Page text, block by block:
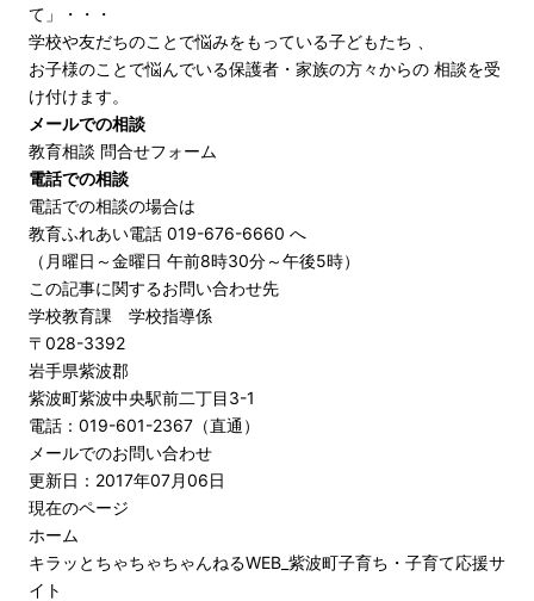
て」・・・
学校や友だちのことで悩みをもっている子どもたち 、
お子様のことで悩んでいる保護者・家族の方々からの 相談を受
け付けます。
メールでの相談
教育相談 問合せフォーム
電話での相談
電話での相談の場合は
教育ふれあい電話 019-676-6660 へ
（月曜日～金曜日 午前8時30分～午後5時）
この記事に関するお問い合わせ先
学校教育課 学校指導係
〒028-3392
岩手県紫波郡
紫波町紫波中央駅前二丁目3-1
電話：019-601-2367（直通）
メールでのお問い合わせ
更新日：2017年07月06日
現在のページ
ホーム
キラッとちゃちゃちゃんねるWEB_紫波町子育ち・子育て応援サ
イト